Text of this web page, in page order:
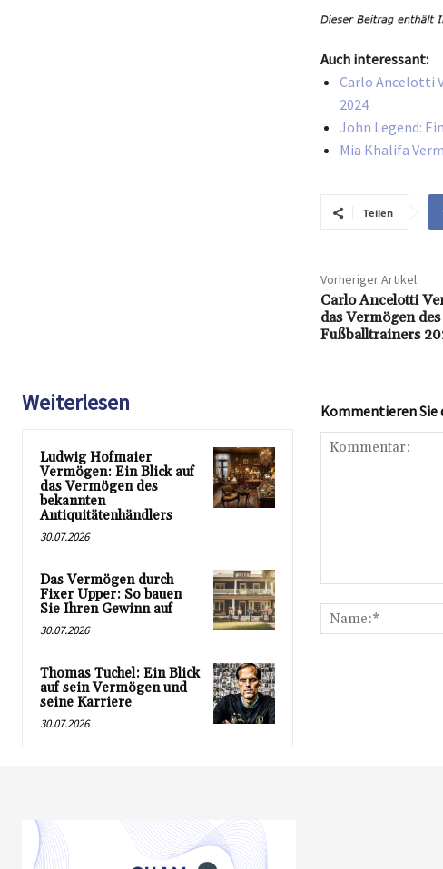
Auch interessant:
Carlo Ancelotti
2024
John Legend:
Mia Khalifa
Teilen
Vorheriger Artikel
Carlo Ancelotti
das Vermögen
Fußballtrainers
Weiterlesen
Ludwig Hofmaier
Vermögen: Ein Blick auf
das Vermögen des
bekannten
Antiquitätenhändlers
30.07.2026
Das Vermögen durch
Fixer Upper: So bauen
Sie Ihren Gewinn auf
30.07.2026
Thomas Tuchel: Ein Blick
auf sein Vermögen und
seine Karriere
30.07.2026
Kommentieren Sie